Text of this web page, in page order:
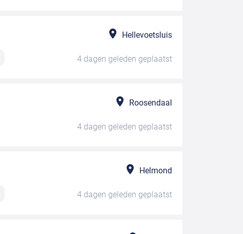
Hellevoetsluis
4 dagen geleden geplaatst
Roosendaal
4 dagen geleden geplaatst
Helmond
4 dagen geleden geplaatst